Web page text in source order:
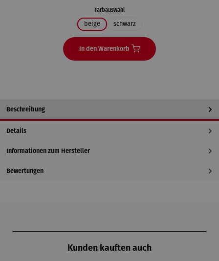
Farbauswahlauswählen
beige schwarz
In den Warenkorb
Beschreibung
Details
Informationen zum Hersteller
Bewertungen
Kunden kauften auch